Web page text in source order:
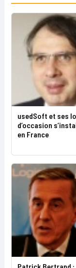
usedSoft et ses
d’occasion
en France